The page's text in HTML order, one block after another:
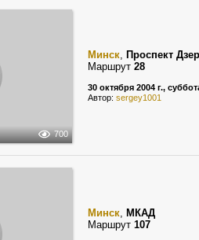
700
Минск, Проспект
Маршрут 28
30 октября 2004 г.,
Автор: sergey1001
Минск, МКАД
Маршрут 107